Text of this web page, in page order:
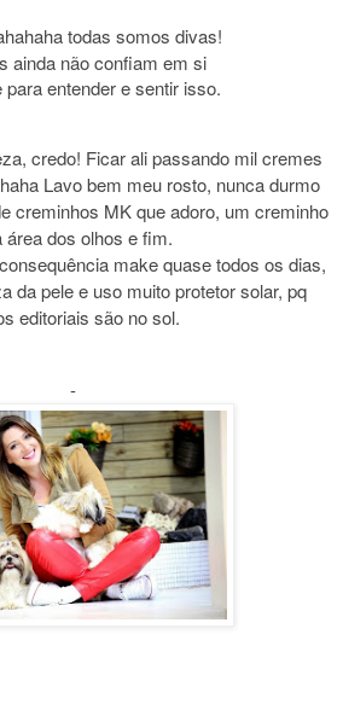
todas somos divas!
ainda não confiam em si
para entender e sentir isso.
credo! Ficar ali passando mil cremes
Lavo bem meu rosto, nunca durmo
creminhos MK que adoro, um creminho
área dos olhos e fim.
make quase todos os dias,
da pele e uso muito protetor solar, pq
editoriais são no sol.
-